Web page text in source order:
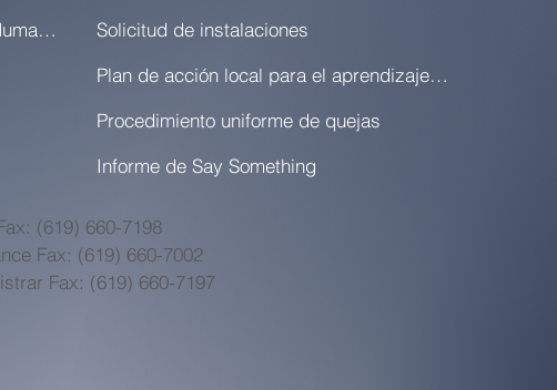
Oficina de Negocios y Recursos Humanos Solicitud de instalaciones
Plan de acción local para el aprendizaje (LCAP)
Procedimiento uniforme de quejas
Informe de Say Something
(619) 660-7198
Fax: (619) 660-7002
Fax: (619) 660-7197